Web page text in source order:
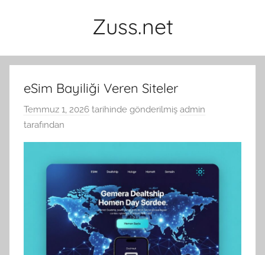
Zuss.net
eSim Bayiliği Veren Siteler
Temmuz 1, 2026 tarihinde gönderilmiş admin
tarafından